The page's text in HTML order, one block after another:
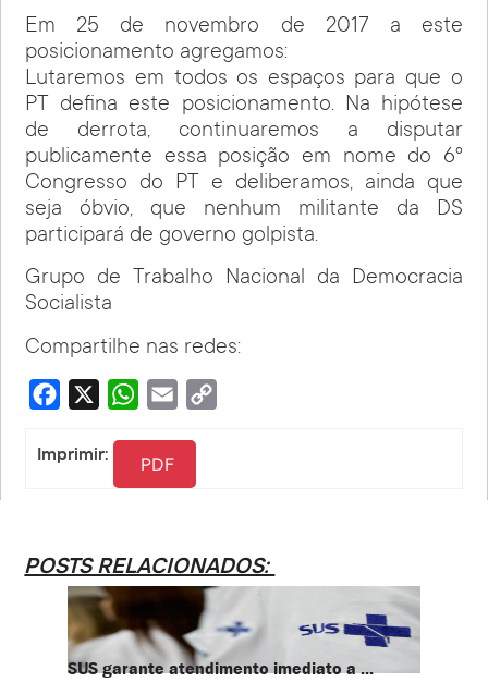
Em 25 de novembro de 2017 a este
posicionamento agregamos:
Lutaremos em todos os espaços para que o
PT defina este posicionamento. Na hipótese
de derrota, continuaremos a disputar
publicamente essa posição em nome do 6º
Congresso do PT e deliberamos, ainda que
seja óbvio, que nenhum militante da DS
participará de governo golpista.
Grupo de Trabalho Nacional da Democracia
Socialista
Compartilhe nas redes:
Facebook WhatsApp
Email
Imprimir: PDF
POSTS RELACIONADOS:
SUS garante atendimento imediato a ...